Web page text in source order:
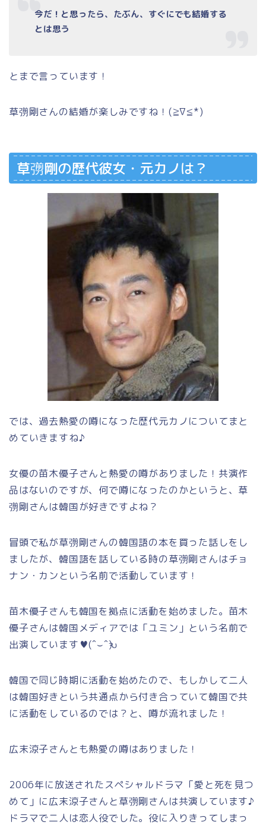
今だ！と思ったら、たぶん、すぐにでも結婚する
とは思う
とまで言っています！
草彅剛さんの結婚が楽しみですね！(≧∇≦*)
草彅剛の歴代彼女・元カノは？
では、過去熱愛の噂になった歴代元カノについてまと
めていきますね♪
女優の苗木優子さんと熱愛の噂がありました！共演作
品はないのですが、何で噂になったのかというと、草
彅剛さんは韓国が好きですよね？
冒頭で私が草彅剛さんの韓国語の本を買った話しをし
ましたが、韓国語を話している時の草彅剛さんはチョ
ナン・カンという名前で活動しています！
苗木優子さんも韓国を拠点に活動を始めました。苗木
優子さんは韓国メディアでは「ユミン」という名前で
出演しています♥(ˆ⌣ˆԅ)
韓国で同じ時期に活動を始めたので、もしかして二人
は韓国好きという共通点から付き合っていて韓国で共
に活動をしているのでは？と、噂が流れました！
広末涼子さんとも熱愛の噂はありました！
2006年に放送されたスペシャルドラマ「愛と死を見つ
めて」に広末涼子さんと草彅剛さんは共演しています♪
ドラマで二人は恋人役でした。役に入りきってしまっ